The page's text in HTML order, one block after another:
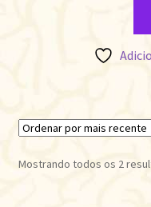
Mostrando todos os 2